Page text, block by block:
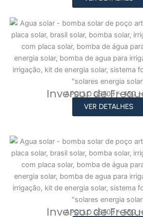
Inversor de
APOLLO GS500 – 45G
VER DETALHES
Inversor de
APOLLO GS500 – 55G